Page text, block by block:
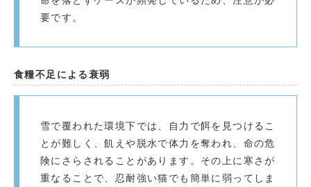
要です。
食糧不足による衰弱
雪で覆われた環境下では、自力で餌を見つけるこ
とが難しく、飢えや脱水で体力を奪われ、命の危
険にさらされることがあります。その上に寒さが
重なることで、忍耐強い猫でも簡単に弱ってしま